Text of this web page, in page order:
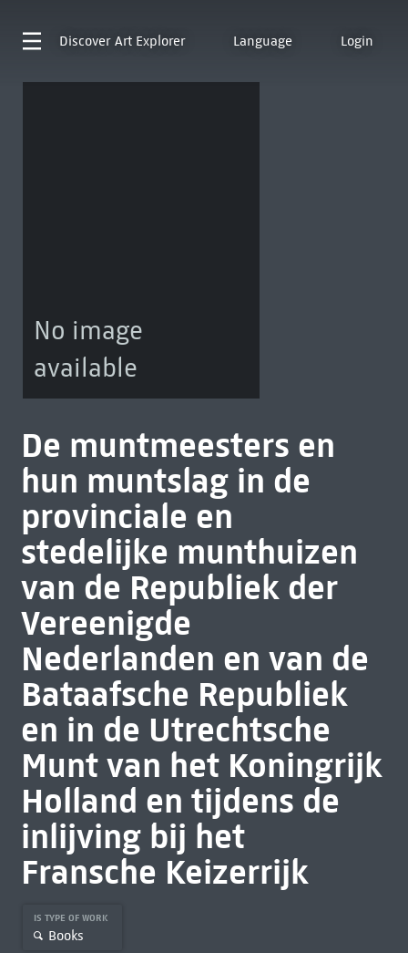
Discover Art Explorer Language Login
No image
available
De muntmeesters en
hun muntslag in de
provinciale en
stedelijke munthuizen
van de Republiek der
Vereenigde
Nederlanden en van de
Bataafsche Republiek
en in de Utrechtsche
Munt van het Koningrijk
Holland en tijdens de
inlijving bij het
Fransche Keizerrijk
IS TYPE OF WORK
Books